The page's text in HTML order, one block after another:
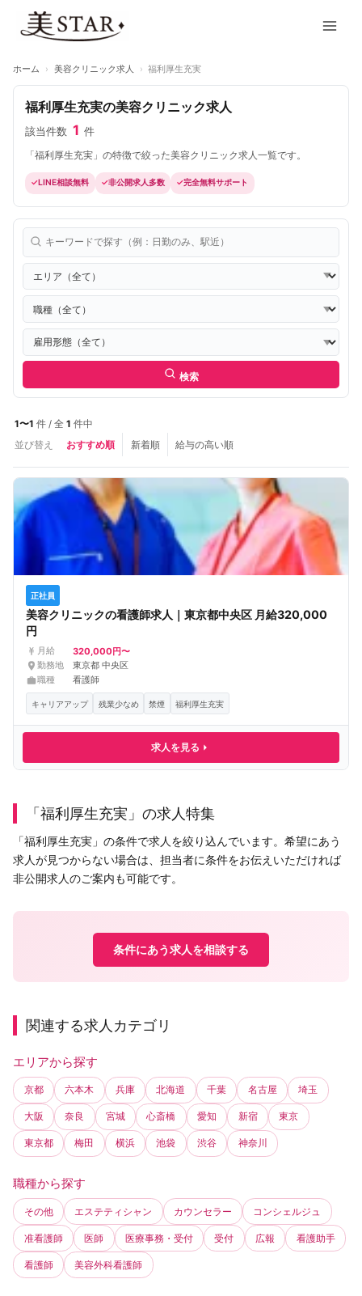
ホーム › 美容クリニック求人 › 福利厚生充実
福利厚生充実の美容クリニック求人
該当件数 1 件
「福利厚生充実」の特徴で絞った美容クリニック求人一覧です。
LINE相談無料 非公開求人多数 完全無料サポート
検索
1〜1 件 / 全 1 件中
並び替え
おすすめ順 新着順 給与の高い順
正社員
美容クリニックの看護師求人｜東京都中央区 月給320,000
円
月給 320,000円〜
勤務地
東京都 中央区
職種
看護師
キャリアアップ 残業少なめ 禁煙 福利厚生充実
求人を見る
「福利厚生充実」の求人特集
「福利厚生充実」の条件で求人を絞り込んでいます。希望にあう
求人が見つからない場合は、担当者に条件をお伝えいただければ
非公開求人のご案内も可能です。
条件にあう求人を相談する
関連する求人カテゴリ
エリアから探す
京都 六本木 兵庫 北海道 千葉 名古屋 埼玉
大阪 奈良 宮城 心斎橋 愛知 新宿 東京
東京都 梅田 横浜 池袋 渋谷 神奈川
職種から探す
その他 エステティシャン カウンセラー コンシェルジュ
准看護師 医師 医療事務・受付 受付 広報 看護助手
看護師 美容外科看護師